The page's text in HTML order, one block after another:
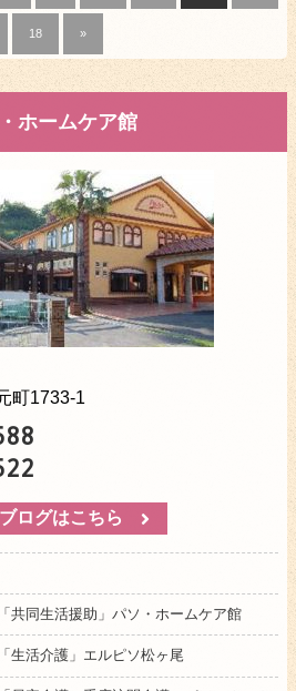
18 »
ホームケア館
町1733-1
ログはこちら
共同生活援助」パソ・ホームケア館
生活介護」エルピソ松ヶ尾